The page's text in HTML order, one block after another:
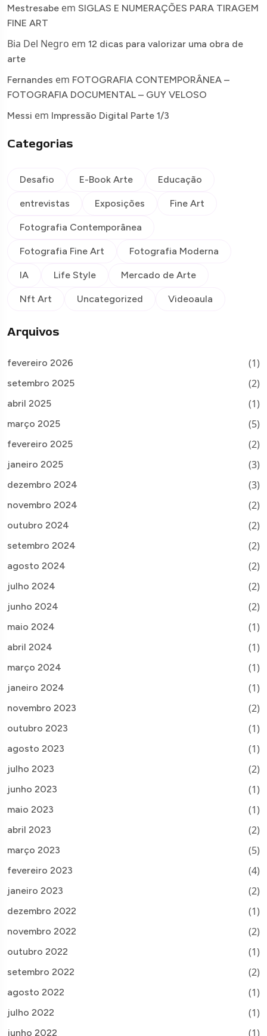
Mestresabe em SIGLAS E NUMERAÇÕES PARA TIRAGEM
FINE ART
Bia Del Negro em 12 dicas para valorizar uma obra de
arte
Fernandes em FOTOGRAFIA CONTEMPORÂNEA –
FOTOGRAFIA DOCUMENTAL – GUY VELOSO
Messi em Impressão Digital Parte 1/3
Categorias
Desafio E-Book Arte Educação
entrevistas Exposições Fine Art
Fotografia Contemporânea
Fotografia Fine Art Fotografia Moderna
IA Life Style Mercado de Arte
Nft Art Uncategorized Videoaula
Arquivos
fevereiro 2026 (1)
setembro 2025 (2)
abril 2025 (1)
março 2025 (5)
fevereiro 2025 (2)
janeiro 2025 (3)
dezembro 2024 (3)
novembro 2024 (2)
outubro 2024 (2)
setembro 2024 (2)
agosto 2024 (2)
julho 2024 (2)
junho 2024 (2)
maio 2024 (1)
abril 2024 (1)
março 2024 (1)
janeiro 2024 (1)
novembro 2023 (2)
outubro 2023 (1)
agosto 2023 (1)
julho 2023 (2)
junho 2023 (1)
maio 2023 (1)
abril 2023 (2)
março 2023 (5)
fevereiro 2023 (4)
janeiro 2023 (2)
dezembro 2022 (1)
novembro 2022 (2)
outubro 2022 (1)
setembro 2022 (2)
agosto 2022 (1)
julho 2022 (1)
junho 2022 (1)